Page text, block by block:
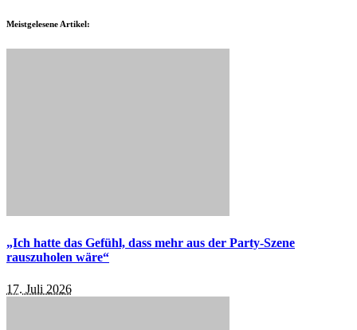
Meistgelesene Artikel:
„Ich hatte das Gefühl, dass mehr aus der Party-Szene
rauszuholen wäre“
17. Juli 2026